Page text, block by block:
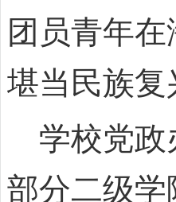
团员青年
堪当民族
学校党政
部分二级